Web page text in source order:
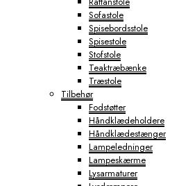
Sofastole
Spisebordsstole
Spisestole
Stofstole
Teaktræbænke
Træstole
Tilbehør
Fodstøtter
Håndklædeholdere
Håndklædestænger
Lampeledninger
Lampeskærme
Lysarmaturer